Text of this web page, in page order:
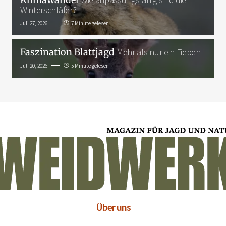
Winterschläfer?
Juli 27, 2026 7 Minute gelesen
Faszination BlattjagdMehr als nur ein Fiepen
Juli 20, 2026 5 Minute gelesen
Über uns